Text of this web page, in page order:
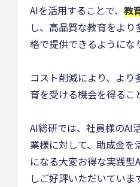
AIを活用することで、 教
し、高品質な教育をよ
格で提供できるようにな
コスト削減により、より
育を受ける機会を得るこ
AI総研では、社員様のAI
業様に対して、助成金を
になる大変お得な実践
しご好評いただいていま